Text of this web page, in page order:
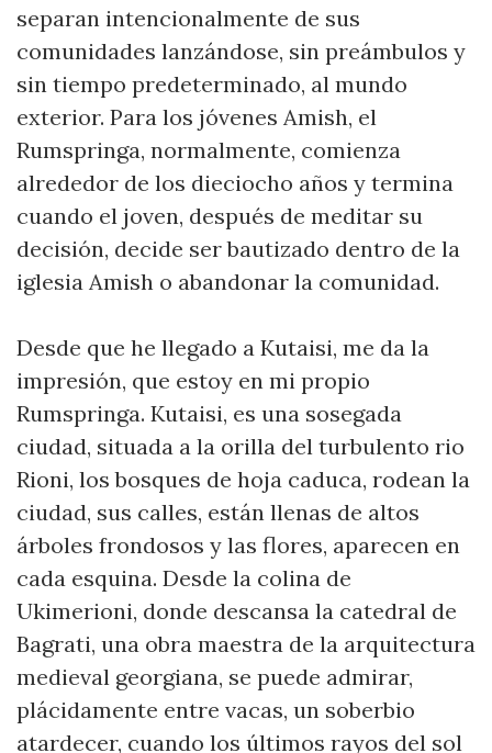
separan intencionalmente de sus
comunidades lanzándose, sin preámbulos y
sin tiempo predeterminado, al mundo
exterior. Para los jóvenes Amish, el
Rumspringa, normalmente, comienza
alrededor de los dieciocho años y termina
cuando el joven, después de meditar su
decisión, decide ser bautizado dentro de la
iglesia Amish o abandonar la comunidad.
Desde que he llegado a Kutaisi, me da la
impresión, que estoy en mi propio
Rumspringa. Kutaisi, es una sosegada
ciudad, situada a la orilla del turbulento rio
Rioni, los bosques de hoja caduca, rodean la
ciudad, sus calles, están llenas de altos
árboles frondosos y las flores, aparecen en
cada esquina. Desde la colina de
Ukimerioni, donde descansa la catedral de
Bagrati, una obra maestra de la arquitectura
medieval georgiana, se puede admirar,
plácidamente entre vacas, un soberbio
atardecer, cuando los últimos rayos del sol